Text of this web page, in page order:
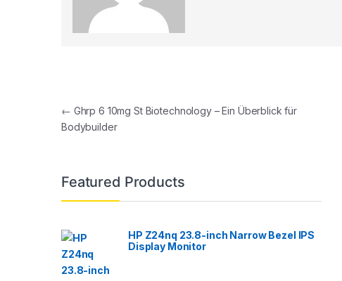
Post navigation
← Ghrp 6 10mg St Biotechnology – Ein Überblick für
Bodybuilder
Featured Products
HP Z24nq 23.8-inch Narrow Bezel IPS
Display Monitor